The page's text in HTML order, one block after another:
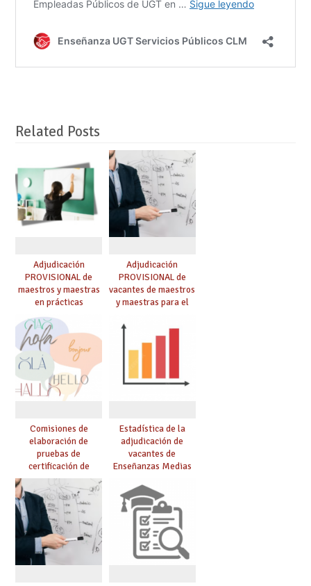
Related Posts
Adjudicación
PROVISIONAL de
maestros y maestras
en prácticas
Adjudicación
PROVISIONAL de
vacantes de maestros
y maestras para el
Comisiones de
elaboración de
pruebas de
certificación de
competencia
lingüística: publicada
resolución definitiva
Estadística de la
adjudicación de
vacantes de
Enseñanzas Medias